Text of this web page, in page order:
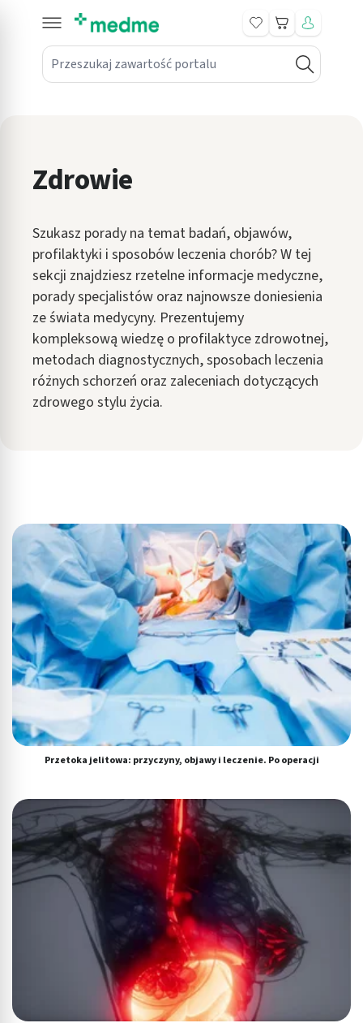
Przeszukaj zawartość portalu
Koszyk
submenu: Leki na receptę
submenu: Mama i dziecko
submenu: Higiena
submenu: Sprzęt medyczny
submenu: Intymne
submenu: Wellness
Zdrowie
Szukasz porady na temat badań, objawów,
profilaktyki i sposobów leczenia chorób? W tej
sekcji znajdziesz rzetelne informacje medyczne,
porady specjalistów oraz najnowsze doniesienia
ze świata medycyny. Prezentujemy
kompleksową wiedzę o profilaktyce zdrowotnej,
metodach diagnostycznych, sposobach leczenia
różnych schorzeń oraz zaleceniach dotyczących
zdrowego stylu życia.
Przetoka jelitowa: przyczyny, objawy i leczenie. Po operacji